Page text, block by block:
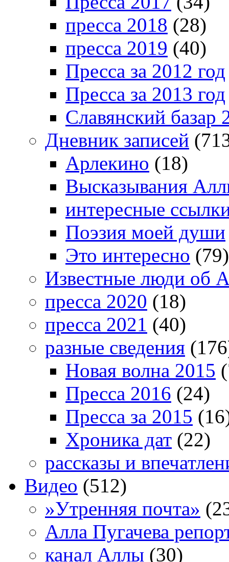
пресса 2018 (28)
пресса 2019 (40)
Пресса за 2012 год
Пресса за 2013 год
Славянский базар
Дневник записей
Арлекино (18)
Высказывания
интересные
Поэзия моей души
Это интересно (79)
Известные люди об
пресса 2020 (18)
пресса 2021 (40)
разные сведения
Новая волна 2015
Пресса 2016 (24)
Пресса за 2015
Хроника дат (22)
рассказы и
Видео (512)
»Утренняя почта»
Алла Пугачева
канал Аллы (30)